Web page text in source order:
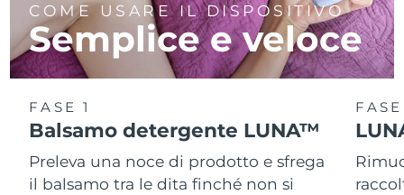
COME USARE IL DISPOSITIVO
Semplice e veloce
FASE 1
Balsamo detergente LUNA™
Preleva una noce di prodotto e sfrega
il balsamo tra le dita finché non si